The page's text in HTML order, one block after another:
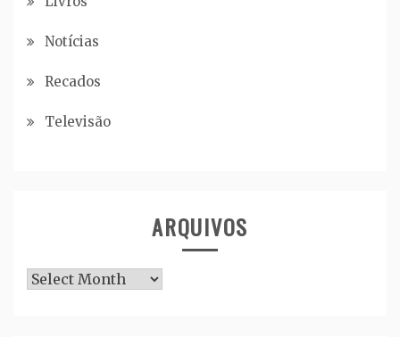
Notícias
Recados
Televisão
ARQUIVOS
Arquivos